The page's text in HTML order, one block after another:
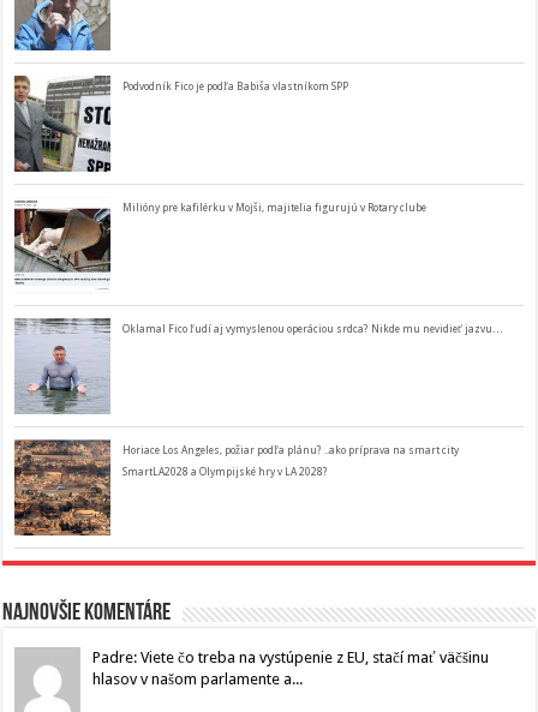
Podvodník Fico je podľa Babiša vlastníkom SPP
Milióny pre kafilérku v Mojši, majitelia figurujú v Rotary clube
Oklamal Fico ľudí aj vymyslenou operáciou srdca? Nikde mu nevidieť jazvu…
Horiace Los Angeles, požiar podľa plánu? ..ako príprava na smart city
SmartLA2028 a Olympijské hry v LA 2028?
Najnovšie komentáre
Padre: Viete čo treba na vystúpenie z EU, stačí mať väčšinu
hlasov v našom parlamente a...